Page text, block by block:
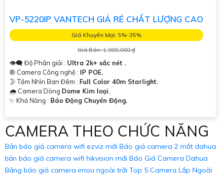
VP-5220IP VANTECH GIÁ RẺ CHẤT LƯỢNG CAO
Giá Khuyến Mại: 5%-35%
Giá Bán: 1,980,000 ₫
👁️‍🗨 Độ Phân giải : Ultra 2k+ sắc nét .
®️ Camera Công nghệ : IP POE.
🌛 Tầm Nhìn Ban Đêm : Full Color 40m Starlight.
🌧️ Camera Dòng Dome Kim loại.
️✨ Khả Năng : Báo Động Chuyển Động.
CAMERA THEO CHỨC NĂNG
Bản báo giá camera wifi ezviz mới Báo giá camera 2 mắt dahua
bản báo giá camera wifi hikvision mới Báo Giá Camera Dahua
Bảng báo giá camera imou ngoài trời Top 5 Camera Lắp Ngoài